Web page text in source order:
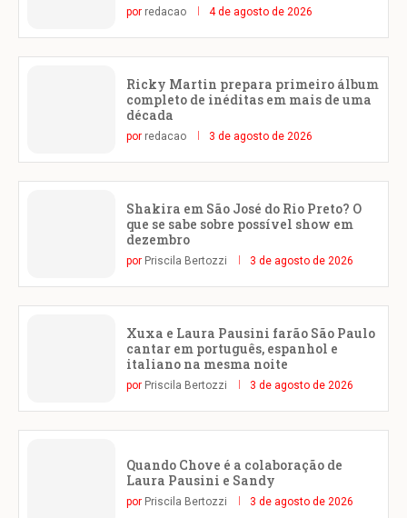
por redacao 4 de agosto de 2026
Ricky Martin prepara primeiro álbum
completo de inéditas em mais de uma
década
por redacao 3 de agosto de 2026
Shakira em São José do Rio Preto? O
que se sabe sobre possível show em
dezembro
por Priscila Bertozzi 3 de agosto de 2026
Xuxa e Laura Pausini farão São Paulo
cantar em português, espanhol e
italiano na mesma noite
por Priscila Bertozzi 3 de agosto de 2026
Quando Chove é a colaboração de
Laura Pausini e Sandy
por Priscila Bertozzi 3 de agosto de 2026